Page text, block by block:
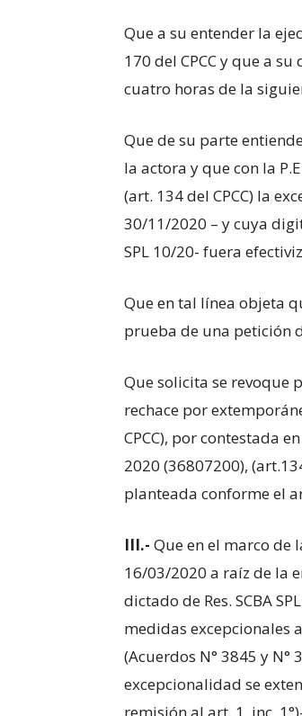
Que a su entender la
170 del CPCC y que a
cuatro horas de la
Que de su parte
la actora y que con la
(art. 134 del CPCC) la
30/11/2020 – y cuya
SPL 10/20- fuera
Que en tal línea objeta
prueba de una petición
Que solicita se revoque
rechace por
CPCC), por contestada
2020 (36807200),
planteada conforme el
III.- Que en el marco de
16/03/2020 a raíz de la
dictado de Res. SCBA
medidas excepcionales
(Acuerdos N° 3845 y N°
excepcionalidad se